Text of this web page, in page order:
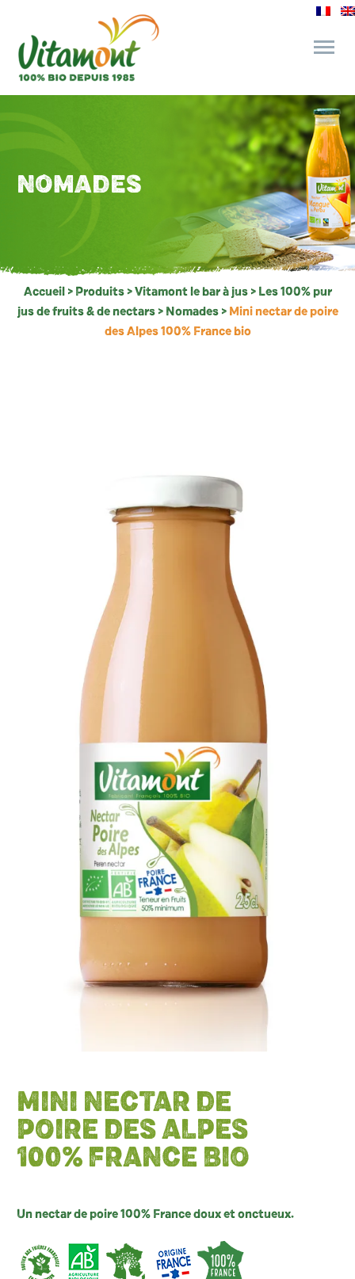
des engagements
l’épicerie gourmande
recettes et astuces
NOMADES
Accueil > Produits>Vitamont le bar à jus> Les 100% pur
jus de fruits & de nectars> Nomades> Mini nectar de poire
des Alpes 100% France bio
MINI NECTAR DE
POIRE DES ALPES
100% FRANCE BIO
Un nectar de poire 100% France doux et onctueux.